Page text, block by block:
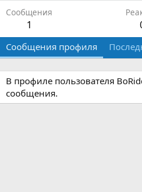
Сообщения
1
Сообщения профиля
В профиле пользователя
сообщения.